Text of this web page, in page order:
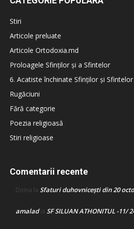
Stiri
Articole preluate
Articole Ortodoxia.md
Proloagele Sfinților și a Sfintelor
6. Acatiste închinate Sfinților și Sfintelor
Rugăciuni
Fără categorie
Poezia religioasă
Stiri religioase
Comentarii recente
Doina la Sfaturi duhovnicești din 20
amaladla SF SILUAN ATHONITUL -11/